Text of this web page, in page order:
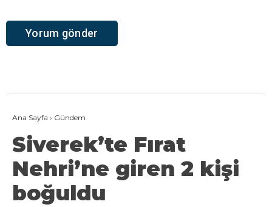
Ana Sayfa › Gündem
Siverek’te Fırat
Nehri’ne giren 2 kişi
boğuldu